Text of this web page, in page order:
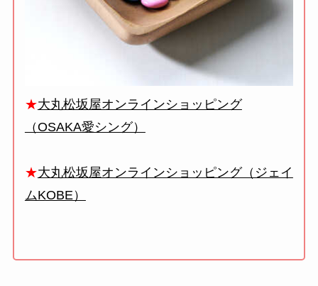
★大丸松坂屋オンラインショッピング
（OSAKA愛シング）
★大丸松坂屋オンラインショッピング（ジェイ
ムKOBE）